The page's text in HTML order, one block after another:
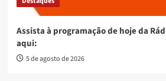
Assista à programação de hoje da
aqui:
5 de agosto de 2026